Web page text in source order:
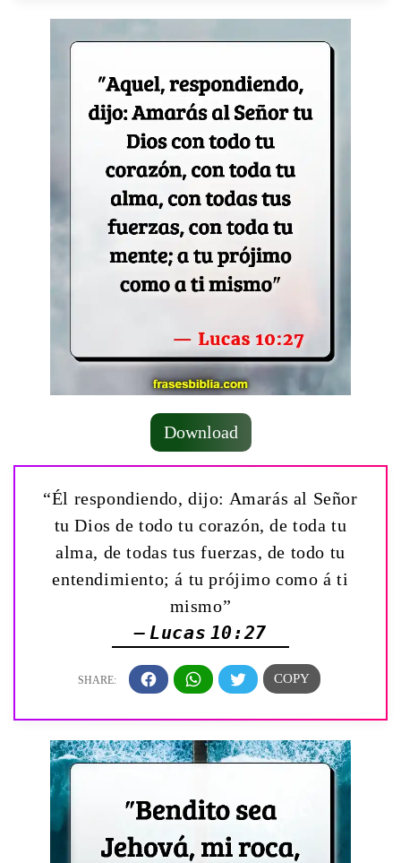
Download
“Él respondiendo, dijo: Amarás al Señor
tu Dios de todo tu corazón, de toda tu
alma, de todas tus fuerzas, de todo tu
entendimiento; á tu prójimo como á ti
mismo”
— Lucas 10:27